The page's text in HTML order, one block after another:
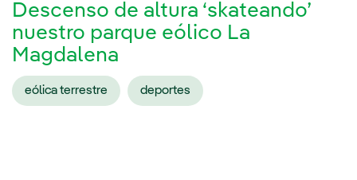
Descenso de altura ‘skateando’
nuestro parque eólico La
Magdalena
eólica terrestre deportes